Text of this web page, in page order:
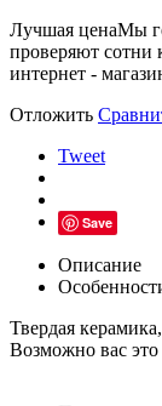
Лучшая ценаМы
проверяют сотни
интернет -
Отложить
Tweet
Save
Описание
Твердая
Возможно вас это